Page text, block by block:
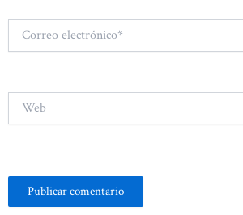
Correo
electrónico*
Web